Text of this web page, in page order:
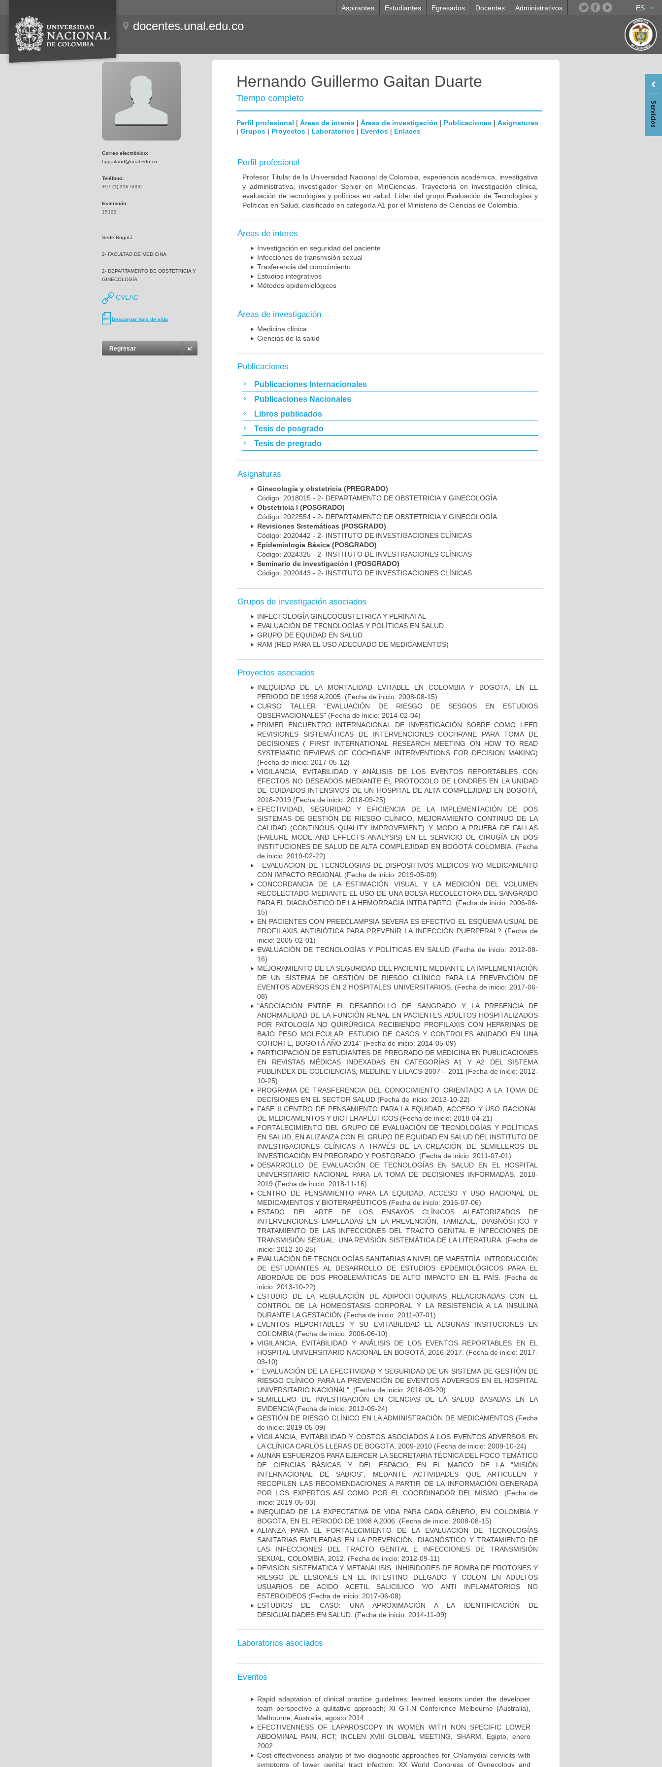
ES
Aspirantes Estudiantes Egresados Docentes Administrativos
docentes.unal.edu.co
Correo electrónico:
hggaitand@unal.edu.co
Teléfono:
+57 (1) 316 5000
Extensión:
15122
Sede Bogotá
2- FACULTAD DE MEDICINA
2- DEPARTAMENTO DE OBSTETRICIA Y
GINECOLOGÍA
CVLAC
Descargar hoja de vida
Regresar
Hernando Guillermo Gaitan Duarte
Tiempo completo
Perfil profesional | Áreas de interés | Áreas de investigación | Publicaciones | Asignaturas
| Grupos | Proyectos | Laboratorios | Eventos | Enlaces
Perfil profesional
Profesor Titular de la Universidad Nacional de Colombia, experiencia académica, investigativa
y administrativa, investigador Senior en MinCiencias. Trayectoria en investigación clínica,
evaluación de tecnologías y políticas en salud. Líder del grupo Evaluación de Tecnologías y
Políticas en Salud, clasificado en categoría A1 por el Ministerio de Ciencias de Colombia.
Áreas de interés
Investigación en seguridad del paciente
Infecciones de transmisión sexual
Trasferencia del conocimiento
Estudios integrativos
Métodos epidemiológicos
Áreas de investigación
Medicina clínica
Ciencias de la salud
Publicaciones
Publicaciones Internacionales
Publicaciones Nacionales
Libros publicados
Tesis de posgrado
Tesis de pregrado
Asignaturas
Ginecología y obstetricia (PREGRADO)
Código: 2018015 - 2- DEPARTAMENTO DE OBSTETRICIA Y GINECOLOGÍA
Obstetricia I (POSGRADO)
Código: 2022554 - 2- DEPARTAMENTO DE OBSTETRICIA Y GINECOLOGÍA
Revisiones Sistemáticas (POSGRADO)
Código: 2020442 - 2- INSTITUTO DE INVESTIGACIONES CLÍNICAS
Epidemiología Básica (POSGRADO)
Código: 2024325 - 2- INSTITUTO DE INVESTIGACIONES CLÍNICAS
Seminario de investigación I (POSGRADO)
Código: 2020443 - 2- INSTITUTO DE INVESTIGACIONES CLÍNICAS
Grupos de investigación asociados
INFECTOLOGÍA GINECOOBSTETRICA Y PERINATAL
EVALUACIÓN DE TECNOLOGÍAS Y POLÍTICAS EN SALUD
GRUPO DE EQUIDAD EN SALUD
RAM (RED PARA EL USO ADECUADO DE MEDICAMENTOS)
Proyectos asociados
INEQUIDAD DE LA MORTALIDAD EVITABLE EN COLOMBIA Y BOGOTA, EN EL
PERIODO DE 1998 A 2005. (Fecha de inicio: 2008-08-15)
CURSO TALLER "EVALUACIÓN DE RIESGO DE SESGOS EN ESTUDIOS
OBSERVACIONALES" (Fecha de inicio: 2014-02-04)
PRIMER ENCUENTRO INTERNACIONAL DE INVESTIGACIÓN SOBRE COMO LEER
REVISIONES SISTEMÁTICAS DE INTERVENCIONES COCHRANE PARA TOMA DE
DECISIONES ( FIRST INTERNATIONAL RESEARCH MEETING ON HOW TO READ
SYSTEMATIC REVIEWS OF COCHRANE INTERVENTIONS FOR DECISION MAKING)
(Fecha de inicio: 2017-05-12)
VIGILANCIA, EVITABILIDAD Y ANÁLISIS DE LOS EVENTOS REPORTABLES CON
EFECTOS NO DESEADOS MEDIANTE EL PROTOCOLO DE LONDRES EN LA UNIDAD
DE CUIDADOS INTENSIVOS DE UN HOSPITAL DE ALTA COMPLEJIDAD EN BOGOTÁ,
2018-2019 (Fecha de inicio: 2018-09-25)
EFECTIVIDAD, SEGURIDAD Y EFICIENCIA DE LA IMPLEMENTACIÓN DE DOS
SISTEMAS DE GESTIÓN DE RIESGO CLÍNICO, MEJORAMIENTO CONTINUO DE LA
CALIDAD (CONTINOUS QUALITY IMPROVEMENT) Y MODO A PRUEBA DE FALLAS
(FAILURE MODE AND EFFECTS ANALYSIS) EN EL SERVICIO DE CIRUGÍA EN DOS
INSTITUCIONES DE SALUD DE ALTA COMPLEJIDAD EN BOGOTÁ COLOMBIA.
(Fecha
de inicio: 2019-02-22)
--EVALUACION DE TECNOLOGIAS DE DISPOSITIVOS MEDICOS Y/O MEDICAMENTO
CON IMPACTO REGIONAL (Fecha de inicio: 2019-05-09)
CONCORDANCIA DE LA ESTIMACIÓN VISUAL Y LA MEDICIÓN DEL VOLUMEN
RECOLECTADO MEDIANTE EL USO DE UNA BOLSA RECOLECTORA DEL SANGRADO
PARA EL DIAGNÓSTICO DE LA HEMORRAGIA INTRA PARTO. (Fecha de inicio: 2006-06-
15)
EN PACIENTES CON PREECLAMPSIA SEVERA ES EFECTIVO EL ESQUEMA USUAL DE
PROFILAXIS ANTIBIÓTICA PARA PREVENIR LA INFECCIÓN PUERPERAL? (Fecha de
inicio: 2005-02-01)
EVALUACIÓN DE TECNOLOGÍAS Y POLÍTICAS EN SALUD (Fecha de inicio: 2012-08-
16)
MEJORAMIENTO DE LA SEGURIDAD DEL PACIENTE MEDIANTE LA IMPLEMENTACIÓN
DE UN SISTEMA DE GESTIÓN DE RIESGO CLÍNICO PARA LA PREVENCIÓN DE
EVENTOS ADVERSOS EN 2 HOSPITALES UNIVERSITARIOS. (Fecha de inicio: 2017-06-
08)
"ASOCIACIÓN ENTRE EL DESARROLLO DE SANGRADO Y LA PRESENCIA DE
ANORMALIDAD DE LA FUNCIÓN RENAL EN PACIENTES ADULTOS HOSPITALIZADOS
POR PATOLOGÍA NO QUIRÚRGICA RECIBIENDO PROFILAXIS CON HEPARINAS DE
BAJO PESO MOLECULAR: ESTUDIO DE CASOS Y CONTROLES ANIDADO EN UNA
COHORTE, BOGOTÁ AÑO 2014" (Fecha de inicio: 2014-05-09)
PARTICIPACIÓN DE ESTUDIANTES DE PREGRADO DE MEDICINA EN PUBLICACIONES
EN REVISTAS MÉDICAS INDEXADAS EN CATEGORÍAS A1 Y A2 DEL SISTEMA
PUBLINDEX DE COLCIENCIAS, MEDLINE Y LILACS 2007 – 2011 (Fecha de inicio: 2012-
10-25)
PROGRAMA DE TRASFERENCIA DEL CONOCIMIENTO ORIENTADO A LA TOMA DE
DECISIONES EN EL SECTOR SALUD (Fecha de inicio: 2013-10-22)
FASE II CENTRO DE PENSAMIENTO PARA LA EQUIDAD, ACCESO Y USO RACIONAL
DE MEDICAMENTOS Y BIOTERAPÉUTICOS (Fecha de inicio: 2018-04-21)
FORTALECIMIENTO DEL GRUPO DE EVALUACIÓN DE TECNOLOGÍAS Y POLÍTICAS
EN SALUD, EN ALIZANZA CON EL GRUPO DE EQUIDAD EN SALUD DEL INSTITUTO DE
INVESTIGACIONES CLÍNICAS A TRAVÉS DE LA CREACIÓN DE SEMILLEROS DE
INVESTIGACIÓN EN PREGRADO Y POSTGRADO. (Fecha de inicio: 2011-07-01)
DESARROLLO DE EVALUACIÓN DE TECNOLOGÍAS EN SALUD EN EL HOSPITAL
UNIVERSITARIO NACIONAL PARA LA TOMA DE DECISIONES INFORMADAS. 2018-
2019 (Fecha de inicio: 2018-11-16)
CENTRO DE PENSAMIENTO PARA LA EQUIDAD, ACCESO Y USO RACIONAL DE
MEDICAMENTOS Y BIOTERAPÉUTICOS (Fecha de inicio: 2016-07-06)
ESTADO DEL ARTE DE LOS ENSAYOS CLÍNICOS ALEATORIZADOS DE
INTERVENCIONES EMPLEADAS EN LA PREVENCIÓN, TAMIZAJE, DIAGNÓSTICO Y
TRATAMIENTO DE LAS INFECCIONES DEL TRACTO GENITAL E INFECCIONES DE
TRANSMISIÓN SEXUAL: UNA REVISIÓN SISTEMÁTICA DE LA LITERATURA.
(Fecha de
inicio: 2012-10-25)
EVALUACIÓN DE TECNOLOGÍAS SANITARIAS A NIVEL DE MAESTRÍA: INTRODUCCIÓN
DE ESTUDIANTES AL DESARROLLO DE ESTUDIOS EPDEMIOLÓGICOS PARA EL
ABORDAJE DE DOS PROBLEMÁTICAS DE ALTO IMPACTO EN EL PAÍS.
(Fecha de
inicio: 2013-10-22)
ESTUDIO DE LA REGULACIÓN DE ADIPOCITOQUINAS RELACIONADAS CON EL
CONTROL DE LA HOMEOSTASIS CORPORAL Y LA RESISTENCIA A LA INSULINA
DURANTE LA GESTACIÓN (Fecha de inicio: 2011-07-01)
EVENTOS REPORTABLES Y SU EVITABILIDAD EL ALGUNAS INSITUCIONES EN
COLOMBIA (Fecha de inicio: 2006-06-10)
VIGILANCIA, EVITABILIDAD Y ANÁLISIS DE LOS EVENTOS REPORTABLES EN EL
HOSPITAL UNIVERSITARIO NACIONAL EN BOGOTÁ, 2016-2017.
(Fecha de inicio: 2017-
03-10)
" EVALUACIÓN DE LA EFECTIVIDAD Y SEGURIDAD DE UN SISTEMA DE GESTIÓN DE
RIESGO CLÍNICO PARA LA PREVENCIÓN DE EVENTOS ADVERSOS EN EL HOSPITAL
UNIVERSITARIO NACIONAL”. (Fecha de inicio: 2018-03-20)
SEMILLERO DE INVESTIGACIÓN EN CIENCIAS DE LA SALUD BASADAS EN LA
EVIDENCIA(Fecha de inicio: 2012-09-24)
GESTIÓN DE RIESGO CLÍNICO EN LA ADMINISTRACIÓN DE MEDICAMENTOS (Fecha
de inicio: 2019-05-09)
VIGILANCIA, EVITABILIDAD Y COSTOS ASOCIADOS A LOS EVENTOS ADVERSOS EN
LA CLÍNICA CARLOS LLERAS DE BOGOTA, 2009-2010 (Fecha de inicio: 2009-10-24)
AUNAR ESFUERZOS PARA EJERCER LA SECRETARIA TÉCNICA DEL FOCO TEMÁTICO
DE CIENCIAS BÁSICAS Y DEL ESPACIO, EN EL MARCO DE LA "MISIÓN
INTERNACIONAL DE SABIOS", MEDANTE ACTIVIDADES QUE ARTICULEN Y
RECOPILEN LAS RECOMENDACIONES A PARTIR DE LA INFORMACIÓN GENERADA
POR LOS EXPERTOS ASÍ COMO POR EL COORDINADOR DEL MISMO.
(Fecha de
inicio: 2019-05-03)
INEQUIDAD DE LA EXPECTATIVA DE VIDA PARA CADA GÉNERO, EN COLOMBIA Y
BOGOTA, EN EL PERIODO DE 1998 A 2006. (Fecha de inicio: 2008-08-15)
ALIANZA PARA EL FORTALECIMIENTO DE LA EVALUACIÓN DE TECNOLOGÍAS
SANITARIAS EMPLEADAS EN LA PREVENCIÓN, DIAGNÓSTICO Y TRATAMIENTO DE
LAS INFECCIONES DEL TRACTO GENITAL E INFECCIONES DE TRANSMISIÓN
SEXUAL, COLOMBIA, 2012.
(Fecha de inicio: 2012-09-11)
REVISION SISTEMATICA Y METANALISIS: INHIBIDORES DE BOMBA DE PROTONES Y
RIESGO DE LESIONES EN EL INTESTINO DELGADO Y COLON EN ADULTOS
USUARIOS DE ACIDO ACETIL SALICILICO Y/O ANTI INFLAMATORIOS NO
ESTEROIDEOS (Fecha de inicio: 2017-06-08)
ESTUDIOS DE CASO: UNA APROXIMACIÓN A LA IDENTIFICACIÓN DE
DESIGUALDADES EN SALUD. (Fecha de inicio: 2014-11-09)
Laboratorios asociados
Eventos
Rapid adaptation of clinical practice guidelines: learned lessons under the developer
team perspective a qulitative approach; XI G-I-N Conference Melbourne (Australia),
Melbourne, Australia, agosto 2014.
EFECTIVENNESS OF LAPAROSCOPY IN WOMEN WITH NON SPECIFIC LOWER
ABDOMINAL PAIN, RCT; INCLEN XVIII GLOBAL MEETING, SHARM, Egipto, enero
2002.
Cost-effectiveness analysis of two diagnostic approaches for Chlamydial cervicits with
symptoms of lower genital tract infection; XX World Congress of Gynecology and